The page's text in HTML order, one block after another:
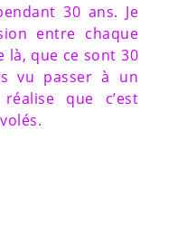
30 ans. Je
entre chaque
là, que ce sont 30
vu passer à un
que c’est